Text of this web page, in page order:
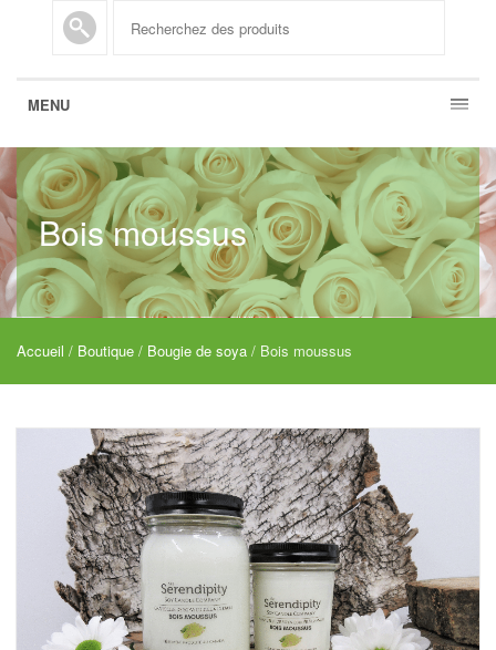
MENU
Bois moussus
Accueil / Boutique / Bougie de soya / Bois moussus